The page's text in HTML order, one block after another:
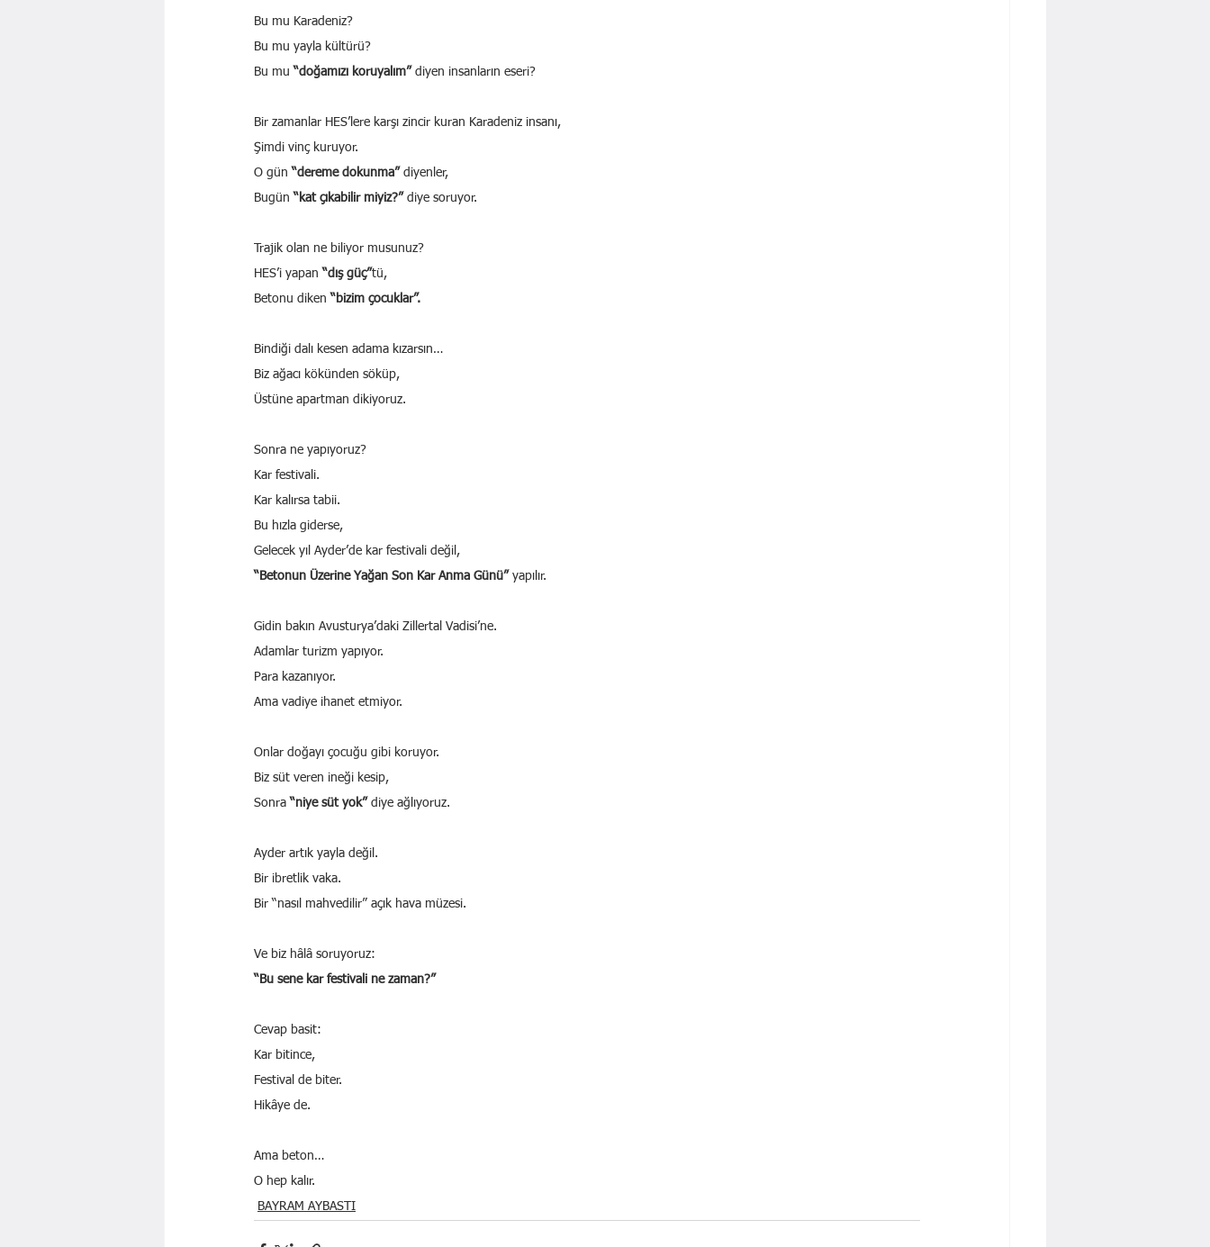
Bu mu Karadeniz?
Bu mu yayla kültürü?
Bu mu “doğamızı koruyalım” diyen insanların eseri?
Bir zamanlar HES’lere karşı zincir kuran Karadeniz insanı,
Şimdi vinç kuruyor.
O gün “dereme dokunma” diyenler,
Bugün “kat çıkabilir miyiz?” diye soruyor.
Trajik olan ne biliyor musunuz?
HES’i yapan “dış güç”tü,
Betonu diken “bizim çocuklar”.
Bindiği dalı kesen adama kızarsın…
Biz ağacı kökünden söküp,
Üstüne apartman dikiyoruz.
Sonra ne yapıyoruz?
Kar festivali.
Kar kalırsa tabii.
Bu hızla giderse,
Gelecek yıl Ayder’de kar festivali değil,
“Betonun Üzerine Yağan Son Kar Anma Günü” yapılır.
Gidin bakın Avusturya’daki Zillertal Vadisi’ne.
Adamlar turizm yapıyor.
Para kazanıyor.
Ama vadiye ihanet etmiyor.
Onlar doğayı çocuğu gibi koruyor.
Biz süt veren ineği kesip,
Sonra “niye süt yok” diye ağlıyoruz.
Ayder artık yayla değil.
Bir ibretlik vaka.
Bir “nasıl mahvedilir” açık hava müzesi.
Ve biz hâlâ soruyoruz:
“Bu sene kar festivali ne zaman?”
Cevap basit:
Kar bitince,
Festival de biter.
Hikâye de.
Ama beton…
O hep kalır.
BAYRAM AYBASTI